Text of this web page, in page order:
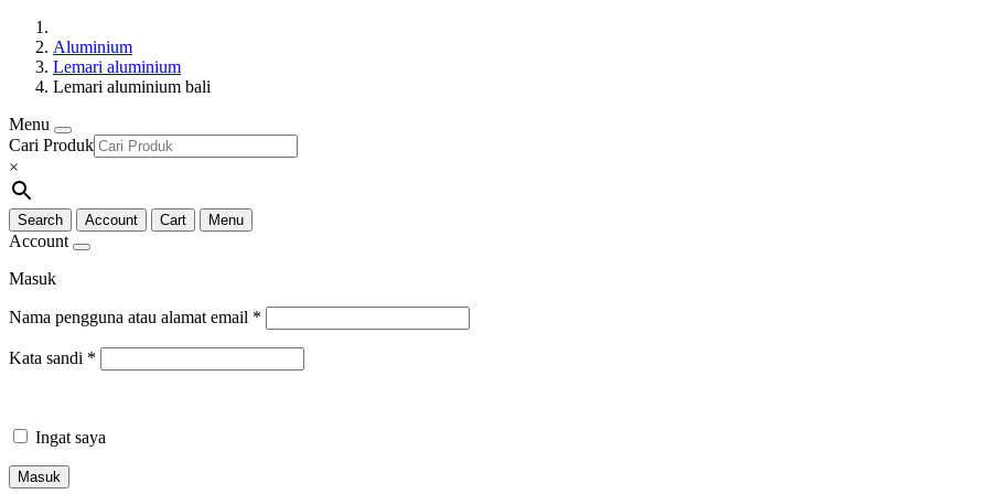
Aluminium
Lemari aluminium
Lemari aluminium bali
Menu
Cari Produk
×
Search Account Cart Menu
Account
Masuk
Nama pengguna atau alamat email *
Kata sandi *
Ingat saya
Masuk